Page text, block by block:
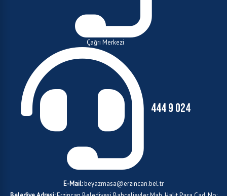
Çağrı Merkezi
444 9 024
E-Mail:beyazmasa@erzincan.bel.tr